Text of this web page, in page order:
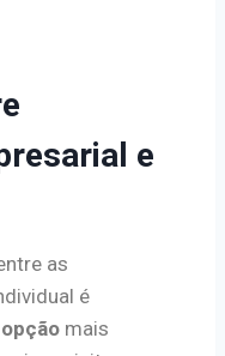
e
as
é
opção mais